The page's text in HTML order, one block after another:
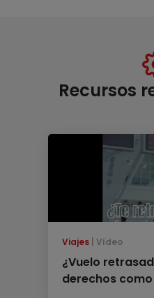
Recursos
Viajes Vídeo
¿Vuelo
derechos